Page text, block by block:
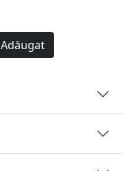
Adăugat